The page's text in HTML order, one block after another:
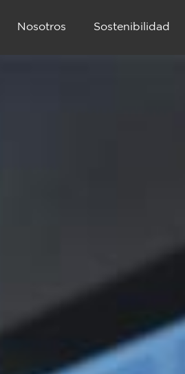
Nosotros Sostenibilidad